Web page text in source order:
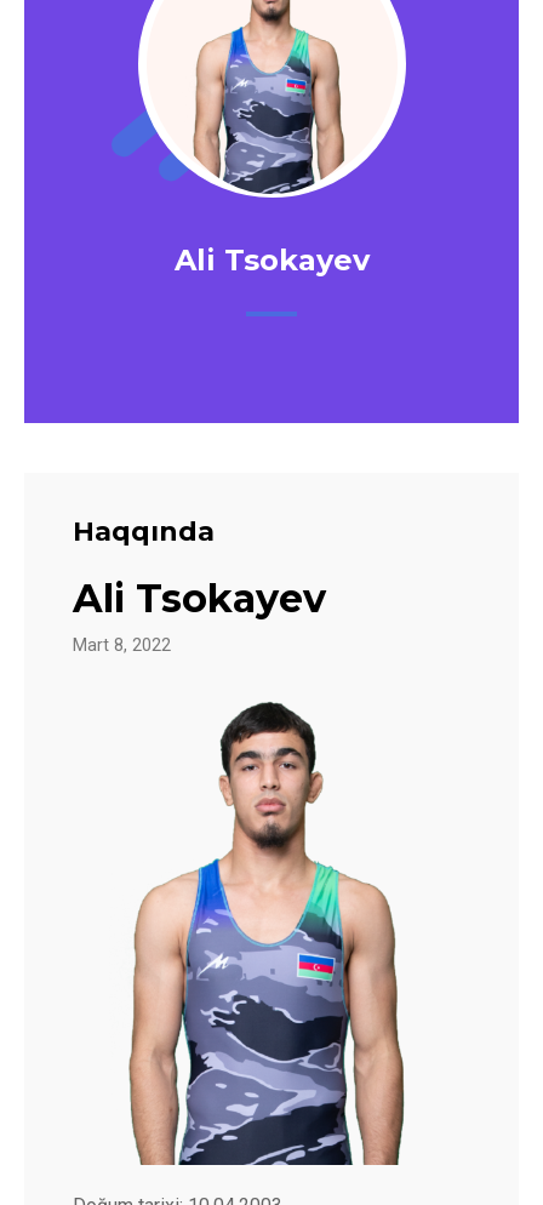
Ali Tsokayev
Haqqında
Ali Tsokayev
Mart 8, 2022